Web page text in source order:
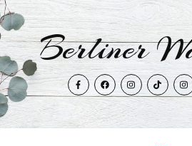
Berliner